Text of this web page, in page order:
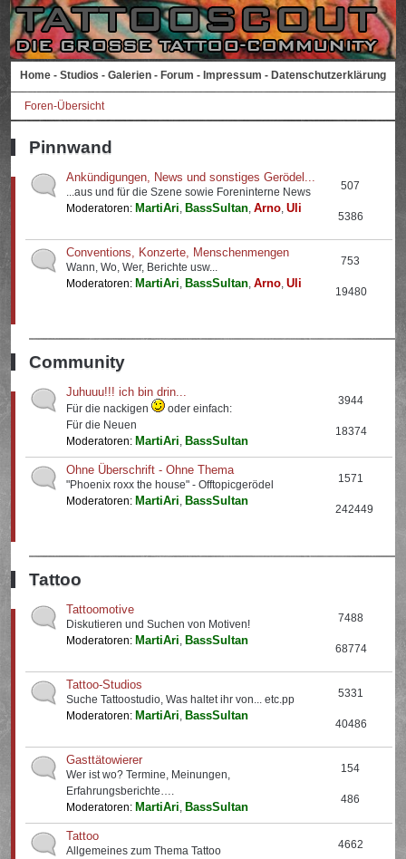
Home - Studios - Galerien - Forum - Impressum - Datenschutzerklärung
Foren-Übersicht
Pinnwand
Ankündigungen, News und sonstiges Gerödel...
...aus und für die Szene sowie Foreninterne News
Moderatoren: MartiAri, BassSultan,Arno,Uli
507
5386
Conventions, Konzerte, Menschenmengen
Wann, Wo, Wer, Berichte usw...
Moderatoren: MartiAri, BassSultan,Arno,Uli
753
19480
Community
Juhuuu!!! ich bin drin...
Für die nackigen
oder einfach:
Für die Neuen
Moderatoren: MartiAri, BassSultan
3944
18374
Ohne Überschrift - Ohne Thema
"Phoenix roxx the house" - Offtopicgerödel
Moderatoren: MartiAri, BassSultan
1571
242449
Tattoo
Tattoomotive
Diskutieren und Suchen von Motiven!
Moderatoren: MartiAri, BassSultan
7488
68774
Tattoo-Studios
Suche Tattoostudio, Was haltet ihr von... etc.pp
Moderatoren: MartiAri, BassSultan
5331
40486
Gasttätowierer
Wer ist wo? Termine, Meinungen,
Erfahrungsberichte….
Moderatoren: MartiAri, BassSultan
154
486
Tattoo
Allgemeines zum Thema Tattoo
4662